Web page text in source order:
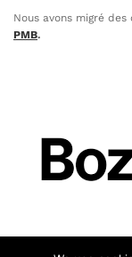
Nous avons migré des
PMB.